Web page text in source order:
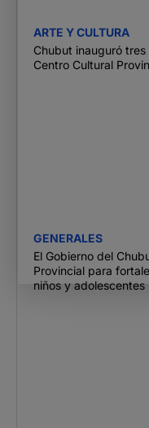
ARTE Y CULTURA
Chubut inauguró
Centro Cultural
GENERALES
El Gobierno del
Provincial para
niños y adolescentes